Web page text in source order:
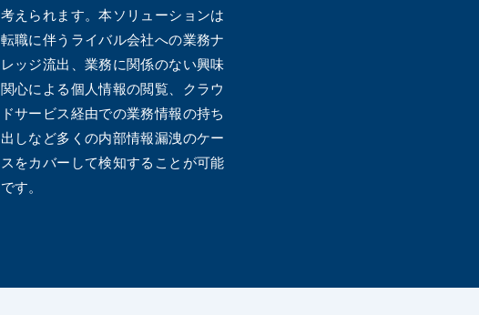
考えられます。本ソリューションは
転職に伴うライバル会社への業務ナ
レッジ流出、業務に関係のない興味
関心による個人情報の閲覧​、クラウ
ドサービス経由での業務情報の持ち
出しなど多くの内部情報漏洩のケー
スをカバーして検知することが可能
です。